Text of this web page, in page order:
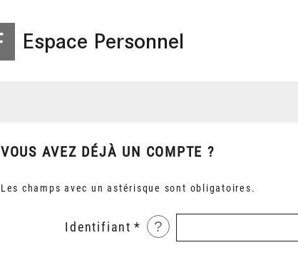
Espace Personnel
VOUS AVEZ DÉJÀ UN COMPTE ?
Les champs avec un astérisque sont obligatoires.
Identifiant ?